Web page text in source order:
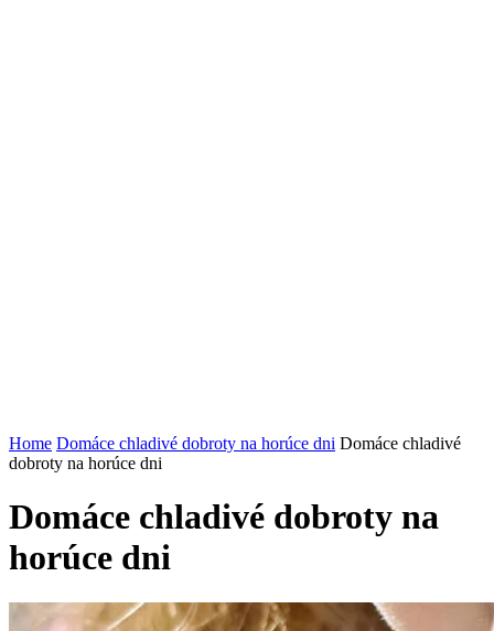
Home Domáce chladivé dobroty na horúce dni Domáce chladivé
dobroty na horúce dni
Domáce chladivé dobroty na
horúce dni